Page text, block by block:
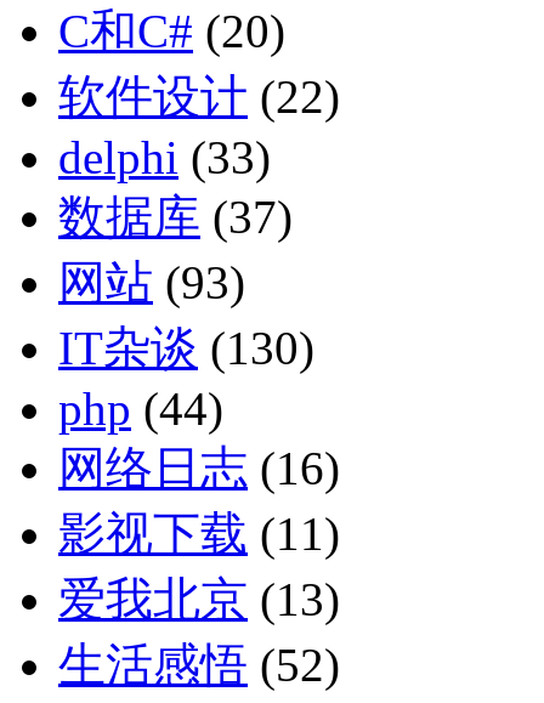
C和C# (20)
软件设计 (22)
delphi (33)
数据库 (37)
网站 (93)
IT杂谈 (130)
php (44)
网络日志 (16)
影视下载 (11)
爱我北京 (13)
生活感悟 (52)